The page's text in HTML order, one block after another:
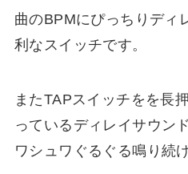
曲のBPMにぴっちりディ
利なスイッチです。
またTAPスイッチをを長
っているディレイサウン
ワシュワぐるぐる鳴り続